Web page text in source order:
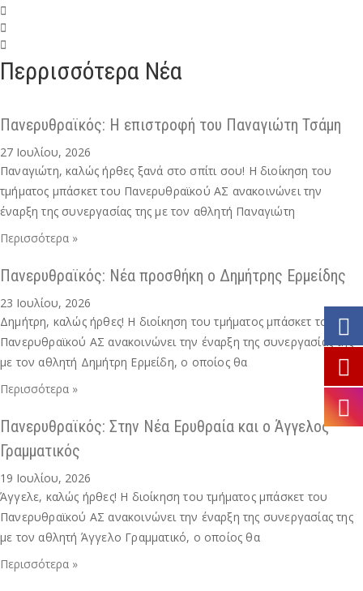
Περρισσότερα Νέα
Πανερυθραϊκός: Η επιστροφή του Παναγιώτη Τσάμη
27 Ιουλίου, 2026
Παναγιώτη, καλώς ήρθες ξανά στο σπίτι σου! Η διοίκηση του
τμήματος μπάσκετ του Πανερυθραϊκού ΑΣ ανακοινώνει την
έναρξη της συνεργασίας της με τον αθλητή Παναγιώτη
Περισσότερα »
Πανερυθραϊκός: Νέα προσθήκη ο Δημήτρης Ερμείδης
23 Ιουλίου, 2026
Δημήτρη, καλώς ήρθες! Η διοίκηση του τμήματος μπάσκετ του
Πανερυθραϊκού ΑΣ ανακοινώνει την έναρξη της συνεργασίας της
με τον αθλητή Δημήτρη Ερμείδη, ο οποίος θα
Περισσότερα »
Πανερυθραϊκός: Στην Νέα Ερυθραία και ο Άγγελος
Γραμματικός
19 Ιουλίου, 2026
Άγγελε, καλώς ήρθες! Η διοίκηση του τμήματος μπάσκετ του
Πανερυθραϊκού ΑΣ ανακοινώνει την έναρξη της συνεργασίας της
με τον αθλητή Άγγελο Γραμματικό, ο οποίος θα
Περισσότερα »